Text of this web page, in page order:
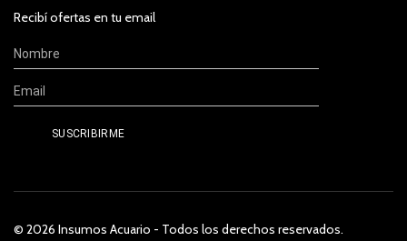
Recibí ofertas en tu email
© 2026 Insumos Acuario - Todos los derechos reservados.